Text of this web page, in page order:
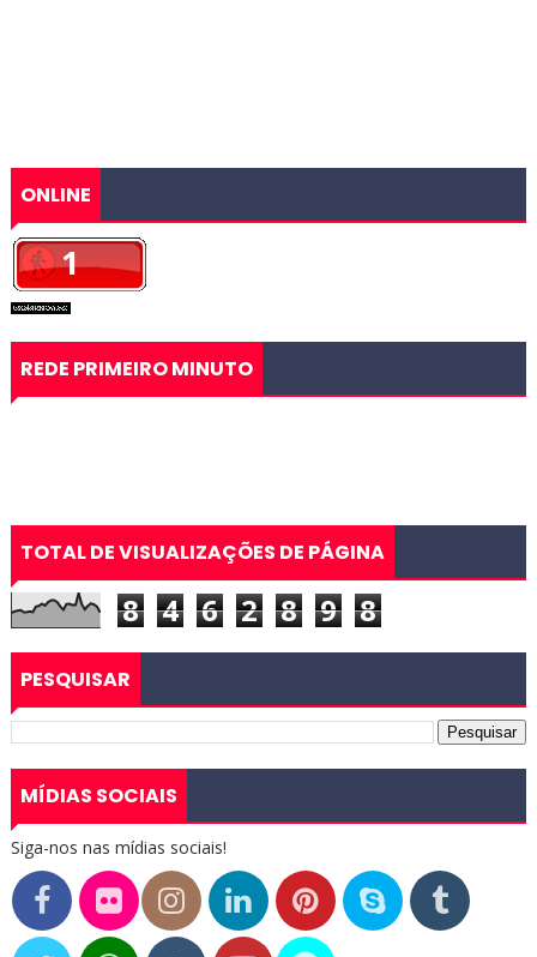
ONLINE
REDE PRIMEIRO MINUTO
TOTAL DE VISUALIZAÇÕES DE PÁGINA
8 4 6 2 8 9 8
PESQUISAR
MÍDIAS SOCIAIS
Siga-nos nas mídias sociais!